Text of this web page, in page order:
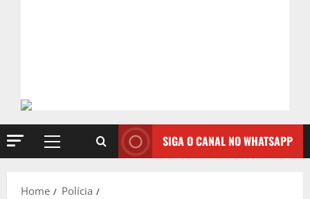
Primary
SIGA O CANAL NO WHATSAPP
Home
Polícia